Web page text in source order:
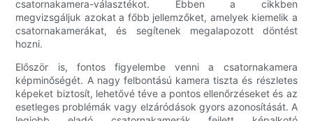
csatornakamera-választékot. Ebben a cikkben
megvizsgáljuk azokat a főbb jellemzőket, amelyek kiemelik a
csatornakamerákat, és segítenek megalapozott döntést
hozni.
Először is, fontos figyelembe venni a csatornakamera
képminőségét. A nagy felbontású kamera tiszta és részletes
képeket biztosít, lehetővé téve a pontos ellenőrzéseket és az
esetleges problémák vagy elzáródások gyors azonosítását. A